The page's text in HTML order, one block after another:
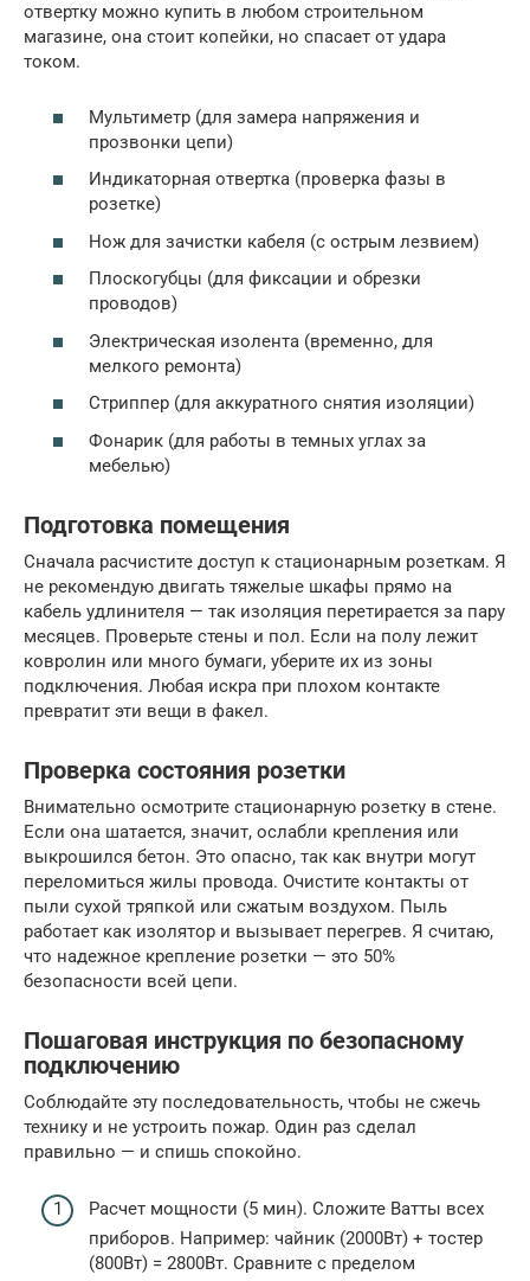
отвертку можно купить в любом строительном
магазине, она стоит копейки, но спасает от удара
током.
Мультиметр (для замера напряжения и
прозвонки цепи)
Индикаторная отвертка (проверка фазы в
розетке)
Нож для зачистки кабеля (с острым лезвием)
Плоскогубцы (для фиксации и обрезки
проводов)
Электрическая изолента (временно, для
мелкого ремонта)
Стриппер (для аккуратного снятия изоляции)
Фонарик (для работы в темных углах за
мебелью)
Подготовка помещения
Сначала расчистите доступ к стационарным розеткам. Я
не рекомендую двигать тяжелые шкафы прямо на
кабель удлинителя — так изоляция перетирается за пару
месяцев. Проверьте стены и пол. Если на полу лежит
ковролин или много бумаги, уберите их из зоны
подключения. Любая искра при плохом контакте
превратит эти вещи в факел.
Проверка состояния розетки
Внимательно осмотрите стационарную розетку в стене.
Если она шатается, значит, ослабли крепления или
выкрошился бетон. Это опасно, так как внутри могут
переломиться жилы провода. Очистите контакты от
пыли сухой тряпкой или сжатым воздухом. Пыль
работает как изолятор и вызывает перегрев. Я считаю,
что надежное крепление розетки — это 50%
безопасности всей цепи.
Пошаговая инструкция по безопасному
подключению
Соблюдайте эту последовательность, чтобы не сжечь
технику и не устроить пожар. Один раз сделал
правильно — и спишь спокойно.
Расчет мощности (5 мин). Сложите Ватты всех
приборов. Например: чайник (2000Вт) + тостер
(800Вт) = 2800Вт. Сравните с пределом